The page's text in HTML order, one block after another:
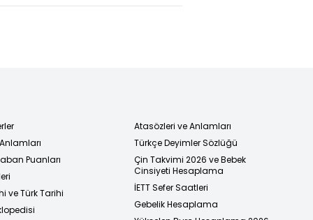
Puanları
ve Türk Tarihi
Atasözleri ve Anlamları
Türkçe Deyimler Sözlüğü
Çin Takvimi 2026 ve Bebek
Cinsiyeti Hesaplama
İETT Sefer Saatleri
Gebelik Hesaplama